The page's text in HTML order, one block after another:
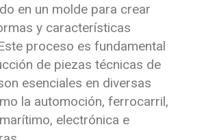
en un molde para crear
y características
proceso es fundamental
de piezas técnicas de
esenciales en diversas
la automoción, ferrocarril,
electrónica e